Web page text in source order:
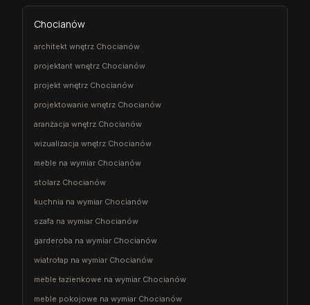
Chocianów
architekt wnętrz Chocianów
projektant wnętrz Chocianów
projekt wnętrz Chocianów
projektowanie wnętrz Chocianów
aranżacja wnętrz Chocianów
wizualizacja wnętrz Chocianów
meble na wymiar Chocianów
stolarz Chocianów
kuchnia na wymiar Chocianów
szafa na wymiar Chocianów
garderoba na wymiar Chocianów
wiatrołap na wymiar Chocianów
meble łazienkowe na wymiar Chocianów
meble pokojowe na wymiar Chocianów